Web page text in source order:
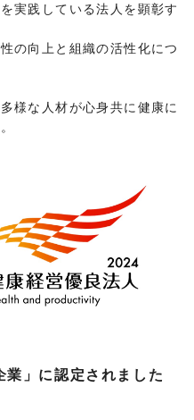
実践している法人を顕彰す
の向上と組織の活性化につ
様な人材が心身共に健康に
業」に認定されました